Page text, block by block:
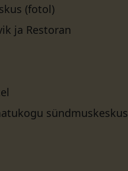
(fotol)
ja Restoran
sündmuskeskus